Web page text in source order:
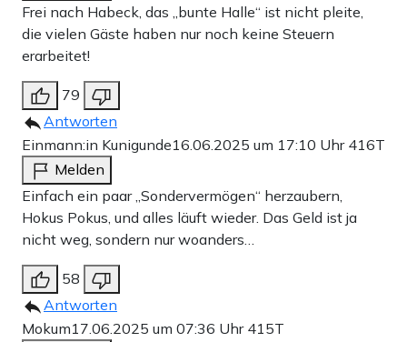
Frei nach Habeck, das „bunte Halle“ ist nicht pleite,
die vielen Gäste haben nur noch keine Steuern
erarbeitet!
79
Antworten
Einmann:in Kunigunde16.06.2025 um 17:10 Uhr 416T
Melden
Einfach ein paar „Sondervermögen“ herzaubern,
Hokus Pokus, und alles läuft wieder. Das Geld ist ja
nicht weg, sondern nur woanders…
58
Antworten
Mokum17.06.2025 um 07:36 Uhr 415T